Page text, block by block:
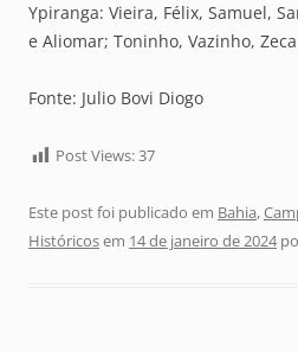
Ypiranga: Vieira, Félix, Samuel,
e Aliomar; Toninho, Vazinho,
Fonte: Julio Bovi Diogo
Post Views:37
Este post foi publicado em Bahia,
Históricosem 14 de janeiro de 2024